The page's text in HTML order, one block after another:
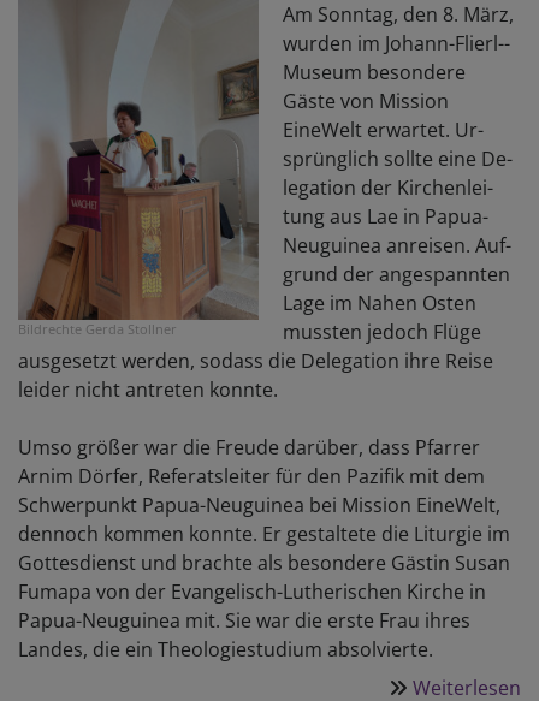
Bildrechte Gerda Stollner
Am Sonntag, den 8. März,
wurden im Johann-­Flierl-­
Museum be­son­de­re
Gäste von Mission
EineWelt er­war­tet. Ur­
sprüng­lich soll­te eine De­
le­ga­tion der Kir­chen­lei­
tung aus Lae in Papua-
Neuguinea an­rei­sen. Auf­
grund der an­ge­spann­ten
La­ge im Nahen Osten
muss­ten je­doch Flü­ge
aus­ge­setzt wer­den, so­dass die De­le­ga­tion ihre Rei­se
lei­der nicht an­tre­ten konnte.
Umso größer war die Freude darüber, dass Pfarrer
Arnim Dörfer, Referatsleiter für den Pazifik mit dem
Schwerpunkt Papua-Neuguinea bei Mission EineWelt,
dennoch kommen konnte. Er gestaltete die Liturgie im
Gottesdienst und brachte als besondere Gästin Susan
Fumapa von der Evangelisch-Lutherischen Kirche in
Papua-Neuguinea mit. Sie war die erste Frau ihres
Landes, die ein Theologiestudium absolvierte.
Weiterlesen